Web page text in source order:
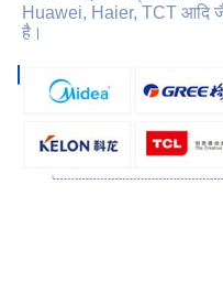
Huawei, Haier, TCT आदि
है।